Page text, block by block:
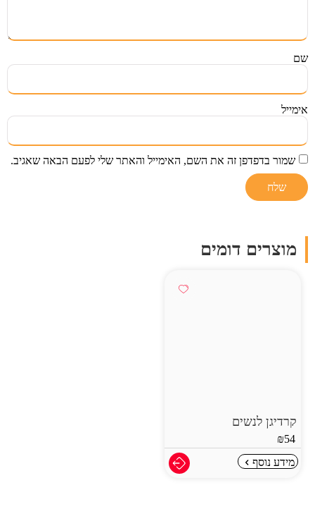
שם
אימייל
שמור בדפדפן זה את השם, האימייל והאתר שלי לפעם הבאה שאגיב.
מוצרים דומים
קרדיגן לנשים
₪54
מידע נוסף